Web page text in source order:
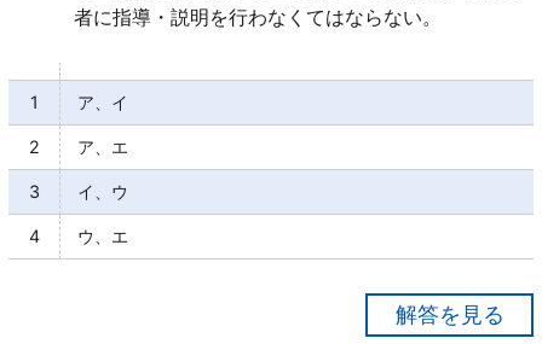
者に指導・説明を行わなくてはならない。
1 ア、イ
2 ア、エ
3 イ、ウ
4 ウ、エ